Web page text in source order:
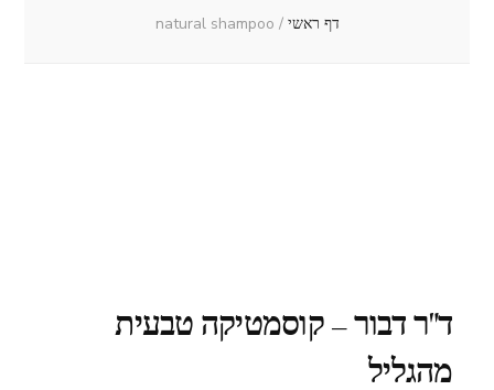
דף ראשי /
natural shampoo
ד"ר דבור – קוסמטיקה טבעית
מהגליל